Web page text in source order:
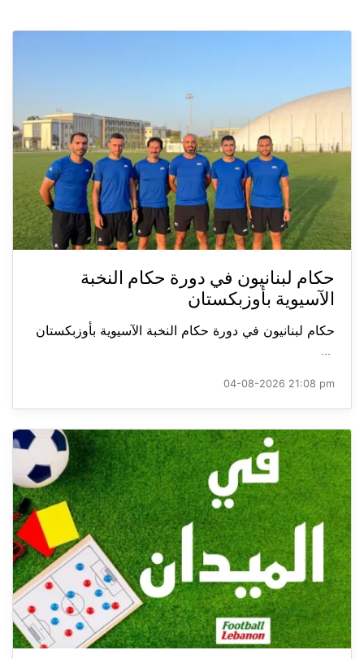
حكام لبنانيون في دورة حكام النخبة
الآسيوية بأوزبكستان
حكام لبنانيون في دورة حكام النخبة الآسيوية بأوزبكستان
...
04-08-2026 21:08 pm